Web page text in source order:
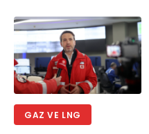
GAZ VE LNG